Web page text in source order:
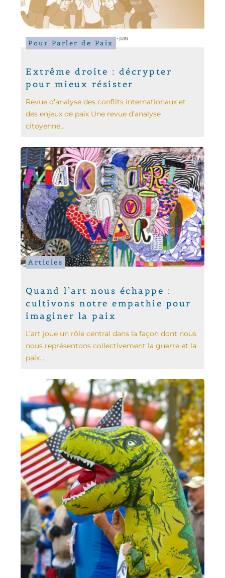
Pour Parler de Paix
Extrême droite : décrypter
pour mieux résister
Revue d’analyse des conflits internationaux et
des enjeux de paix Une revue d’analyse
citoyenne...
Articles
Quand l’art nous échappe :
cultivons notre empathie pour
imaginer la paix
L’art joue un rôle central dans la façon dont nous
nous représentons collectivement la guerre et la
paix....